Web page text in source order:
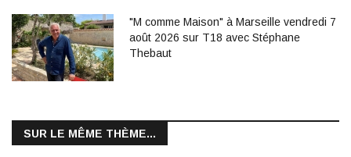
"M comme Maison" à Marseille vendredi 7
août 2026 sur T18 avec Stéphane
Thebaut
SUR LE MÊME THÈME...